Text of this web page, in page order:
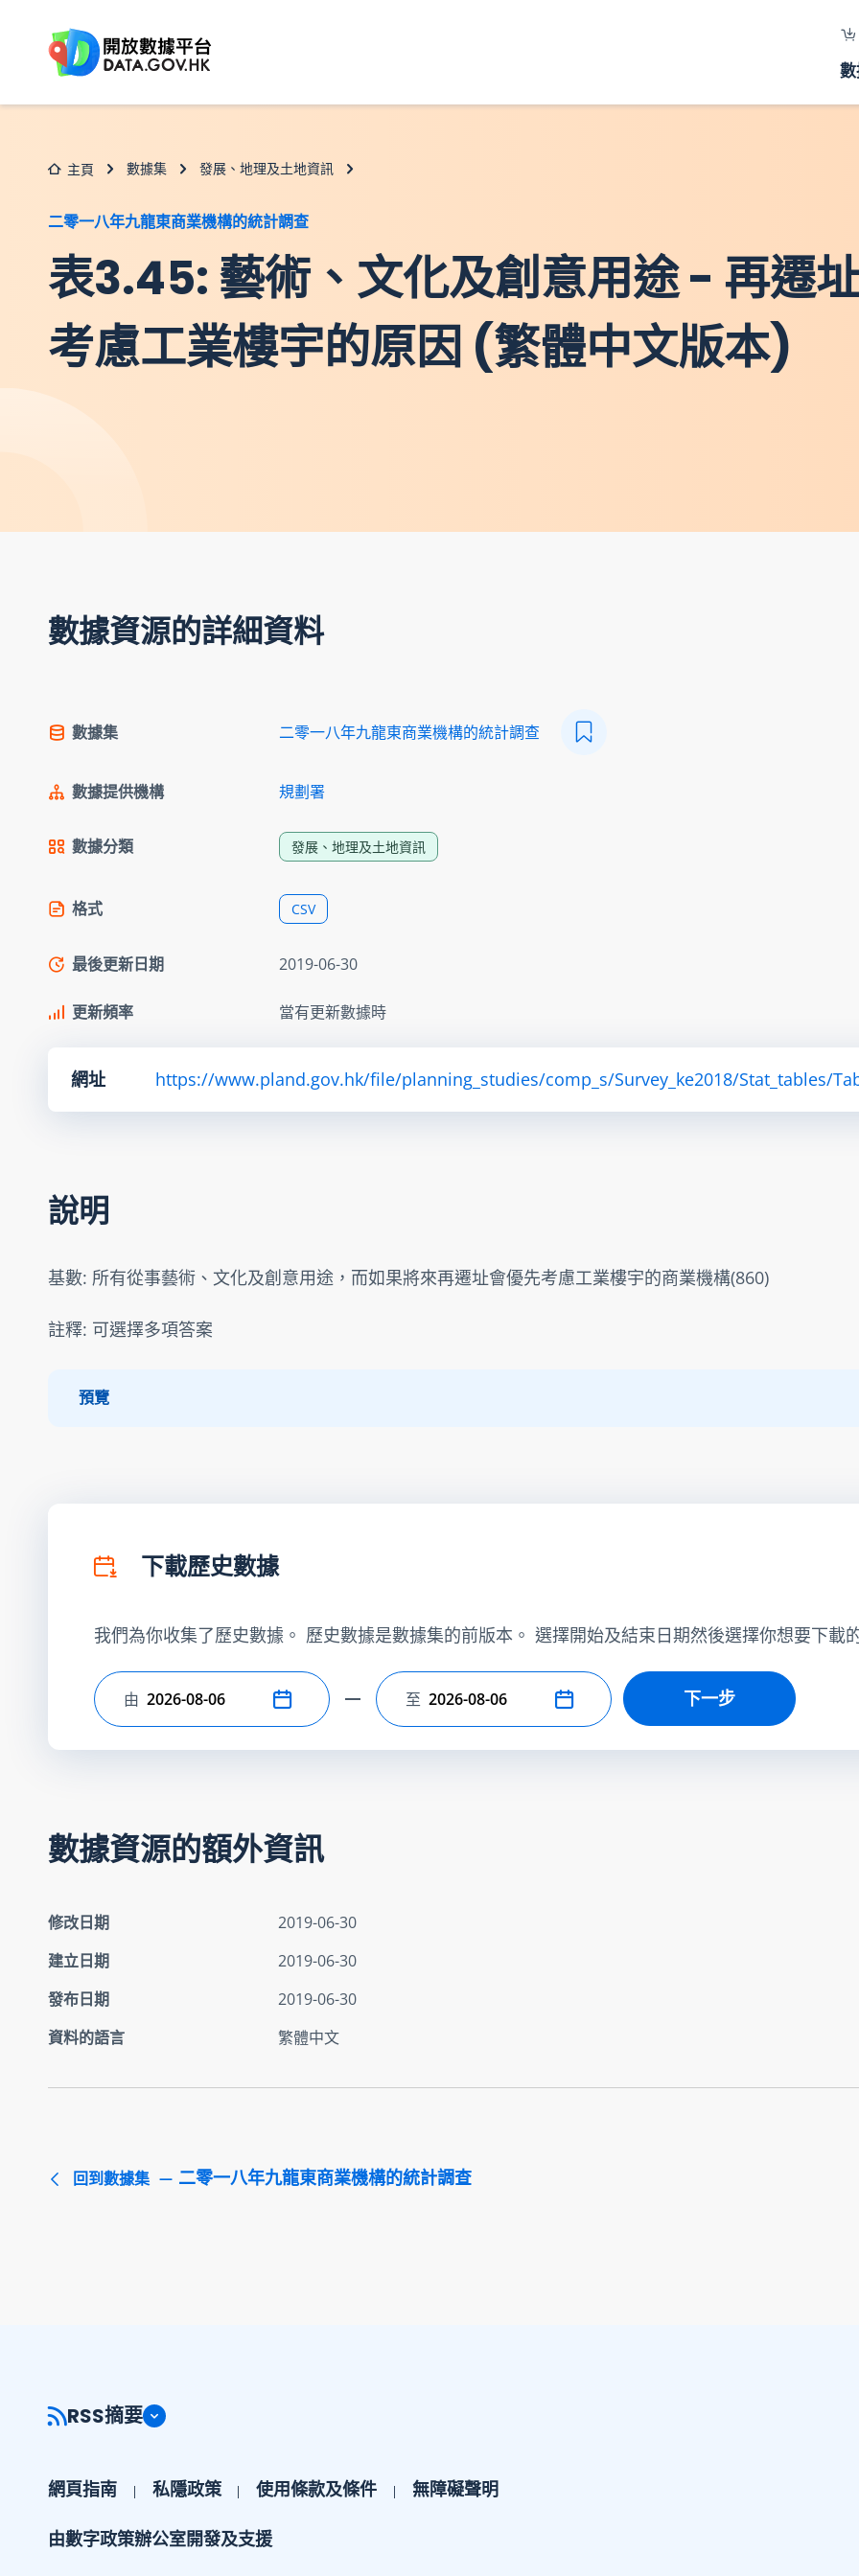
主頁 數據集 發展、地理及土地資訊
二零一八年九龍東商業機構的統計調查
表3.45: 藝術、文化及創意用途 - 再遷
考慮工業樓宇的原因 (繁體中文版本)
數據資源的詳細資料
數據集 二零一八年九龍東商業機構的統計調查
數據提供機構 規劃署
數據分類 發展、地理及土地資訊
格式 CSV
最後更新日期 2019-06-30
更新頻率 當有更新數據時
網址 https://www.pland.gov.hk/file/planning_studies/comp_s/Survey_ke2018/Stat_tables/
說明
基數: 所有從事藝術、文化及創意用途，而如果將來再遷址會優先考慮工業樓宇的商業機構(860)
註釋: 可選擇多項答案
預覽
下載歷史數據
我們為你收集了歷史數據。 歷史數據是數據集的前版本。 選擇開始及結束日期然後選擇你想要下載
選擇開始日期
由 選擇結束日期
至 下一步
數據資源的額外資訊
修改日期
2019-06-30
建立日期
2019-06-30
發布日期
2019-06-30
資料的語言
繁體中文
回到數據集 二零一八年九龍東商業機構的統計調查
RSS摘要
網頁指南 私隱政策 使用條款及條件 無障礙聲明
由數字政策辦公室開發及支援